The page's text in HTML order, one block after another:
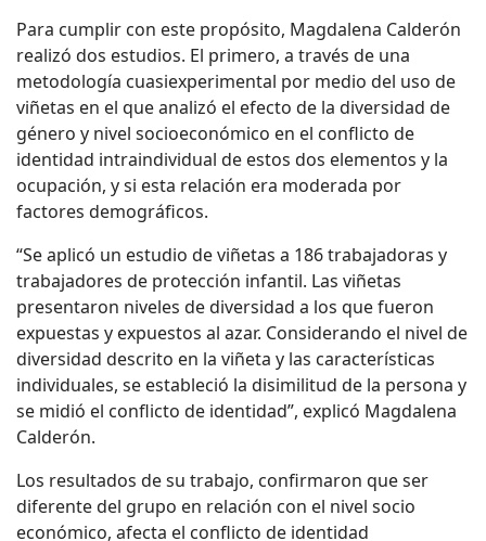
Para cumplir con este propósito, Magdalena Calderón
realizó dos estudios. El primero, a través de una
metodología cuasiexperimental por medio del uso de
viñetas en el que analizó el efecto de la diversidad de
género y nivel socioeconómico en el conflicto de
identidad intraindividual de estos dos elementos y la
ocupación, y si esta relación era moderada por
factores demográficos.
“Se aplicó un estudio de viñetas a 186 trabajadoras y
trabajadores de protección infantil. Las viñetas
presentaron niveles de diversidad a los que fueron
expuestas y expuestos al azar. Considerando el nivel de
diversidad descrito en la viñeta y las características
individuales, se estableció la disimilitud de la persona y
se midió el conflicto de identidad”, explicó Magdalena
Calderón.
Los resultados de su trabajo, confirmaron que ser
diferente del grupo en relación con el nivel socio
económico, afecta el conflicto de identidad